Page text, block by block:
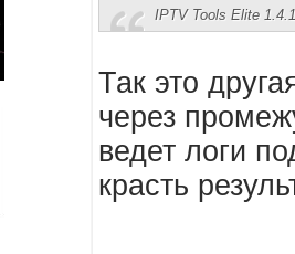
IPTV Tools Elite
Так это
через
ведет логи
красть